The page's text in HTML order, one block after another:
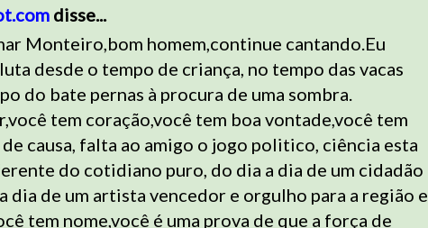
disse...
Monteiro,bom homem,continue cantando.Eu
desde o tempo de criança, no tempo das vacas
do bate pernas à procura de uma sombra.
tem coração,você tem boa vontade,você tem
causa, falta ao amigo o jogo politico, ciência esta
do cotidiano puro, do dia a dia de um cidadão
dia de um artista vencedor e orgulho para a região e
tem nome,você é uma prova de que a força de